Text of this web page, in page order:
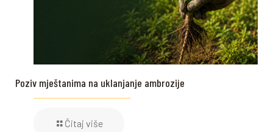
Poziv mještanima na uklanjanje ambrozije
Čitaj više